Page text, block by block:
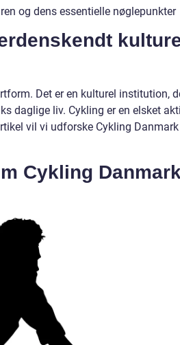
og dens essentielle nøglepunkter
Det er en kulturel institution,
daglige liv. Cykling er en elsket
vil vi udforske Cykling
Cykling